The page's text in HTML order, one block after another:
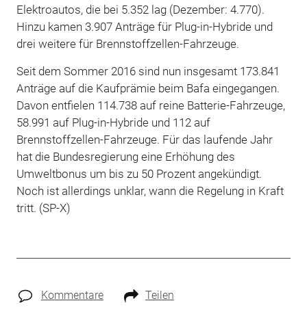
Elektroautos, die bei 5.352 lag (Dezember: 4.770).
Hinzu kamen 3.907 Anträge für Plug-in-Hybride und
drei weitere für Brennstoffzellen-Fahrzeuge.
Seit dem Sommer 2016 sind nun insgesamt 173.841
Anträge auf die Kaufprämie beim Bafa eingegangen.
Davon entfielen 114.738 auf reine Batterie-Fahrzeuge,
58.991 auf Plug-in-Hybride und 112 auf
Brennstoffzellen-Fahrzeuge. Für das laufende Jahr
hat die Bundesregierung eine Erhöhung des
Umweltbonus um bis zu 50 Prozent angekündigt.
Noch ist allerdings unklar, wann die Regelung in Kraft
tritt. (SP-X)
Kommentare Teilen